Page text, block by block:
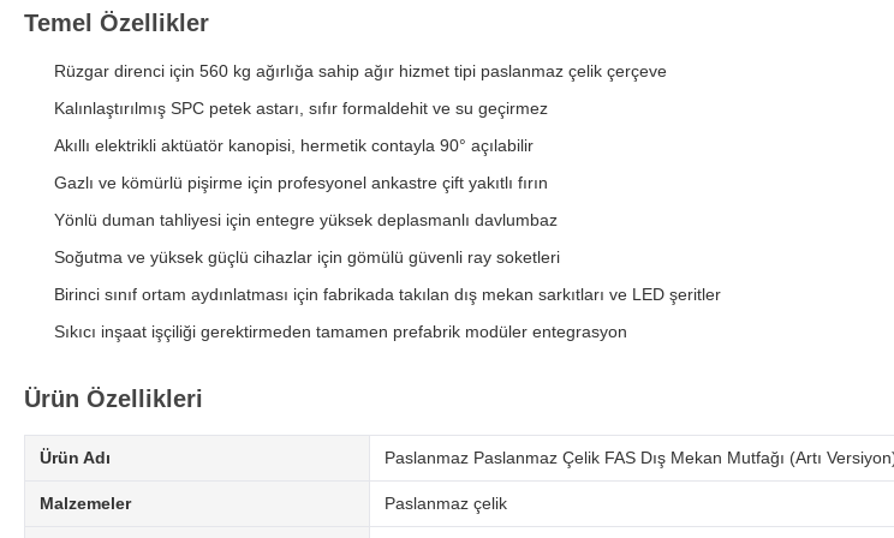
Temel Özellikler
Rüzgar direnci için 560 kg ağırlığa sahip ağır hizmet tipi paslanmaz çelik çerçeve
Kalınlaştırılmış SPC petek astarı, sıfır formaldehit ve su geçirmez
Akıllı elektrikli aktüatör kanopisi, hermetik contayla 90° açılabilir
Gazlı ve kömürlü pişirme için profesyonel ankastre çift yakıtlı fırın
Yönlü duman tahliyesi için entegre yüksek deplasmanlı davlumbaz
Soğutma ve yüksek güçlü cihazlar için gömülü güvenli ray soketleri
Birinci sınıf ortam aydınlatması için fabrikada takılan dış mekan sarkıtları ve LED şeritler
Sıkıcı inşaat işçiliği gerektirmeden tamamen prefabrik modüler entegrasyon
Ürün Özellikleri
Ürün Adı Paslanmaz Paslanmaz Çelik FAS Dış Mekan Mutfağı (Artı
Malzemeler Paslanmaz çelik